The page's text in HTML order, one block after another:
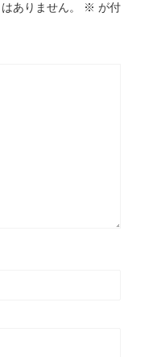
ありません。 ※ が付